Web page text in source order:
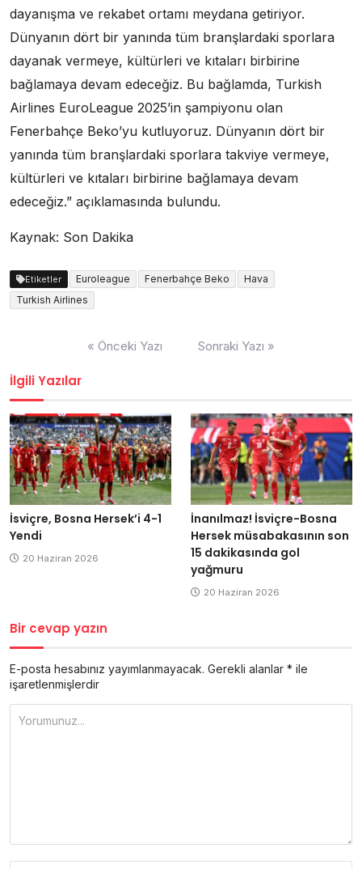
dayanışma ve rekabet ortamı meydana getiriyor.
Dünyanın dört bir yanında tüm branşlardaki sporlara
dayanak vermeye, kültürleri ve kıtaları birbirine
bağlamaya devam edeceğiz. Bu bağlamda, Turkish
Airlines EuroLeague 2025’in şampiyonu olan
Fenerbahçe Beko’yu kutluyoruz. Dünyanın dört bir
yanında tüm branşlardaki sporlara takviye vermeye,
kültürleri ve kıtaları birbirine bağlamaya devam
edeceğiz.” açıklamasında bulundu.
Kaynak: Son Dakika
Etiketler Euroleague Fenerbahçe Beko
Hava
Turkish Airlines
« Önceki Yazı Sonraki Yazı »
İlgili Yazılar
İsviçre, Bosna Hersek’i 4-1
Yendi
20 Haziran 2026
İnanılmaz! İsviçre-Bosna
Hersek müsabakasının son
15 dakikasında gol
yağmuru
20 Haziran 2026
Bir cevap yazın
E-posta hesabınız yayımlanmayacak. Gerekli alanlar * ile
işaretlenmişlerdir